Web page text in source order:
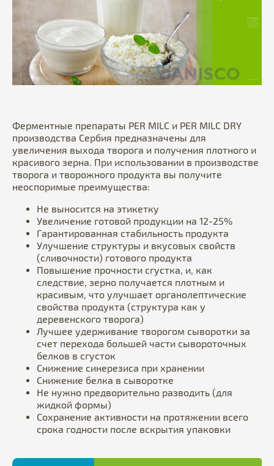
Ферментные препараты PER MILС и PER MILС DRY
производства Сербия предназначены для
увеличения выхода творога и получения плотного и
красивого зерна. При использовании в производстве
творога и творожного продукта вы получите
неоспоримые преимущества:
Не выносится на этикетку
Увеличение готовой продукции на 12-25%
Гарантированная стабильность продукта
Улучшение структуры и вкусовых свойств
(сливочности) готового продукта
Повышение прочности сгустка, и, как
следствие, зерно получается плотным и
красивым, что улучшает органолептические
свойства продукта (структура как у
деревенского творога)
Лучшее удерживание творогом сыворотки за
счет перехода большей части сывороточных
белков в сгусток
Снижение синерезиса при хранении
Снижение белка в сыворотке
Не нужно предворительно разводить (для
жидкой формы)
Сохранение активности на протяжении всего
срока годности после вскрытия упаковки